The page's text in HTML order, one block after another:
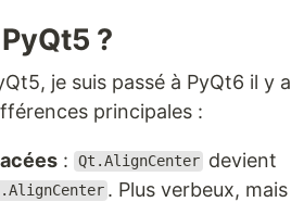
?
je suis passé à PyQt6 il y a
principales :
: Qt.AlignCenter devient
. Plus verbeux, mais